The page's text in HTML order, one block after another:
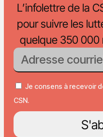
L’infolettre de la
pour suivre les
quelque 350 000
Je consens à recevoir
CSN.